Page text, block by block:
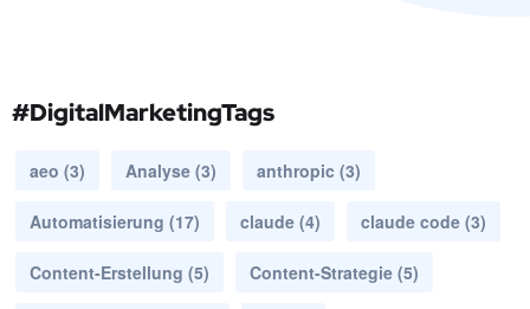
#DigitalMarketingTags
aeo (3) Analyse (3) anthropic (3)
Automatisierung (17) claude (4) claude code (3)
Content-Erstellung (5) Content-Strategie (5)